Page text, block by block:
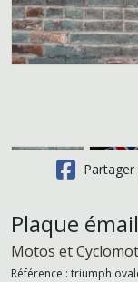
Partager
Plaque
Motos et
Référence : triumph